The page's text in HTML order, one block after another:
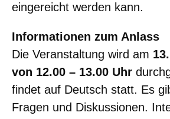
eingereicht werden kann.
Informationen zum Anlass
Die Veranstaltung wird am
von 12.00 – 13.00 Uhr
findet auf Deutsch statt. Es
Fragen und Diskussionen.